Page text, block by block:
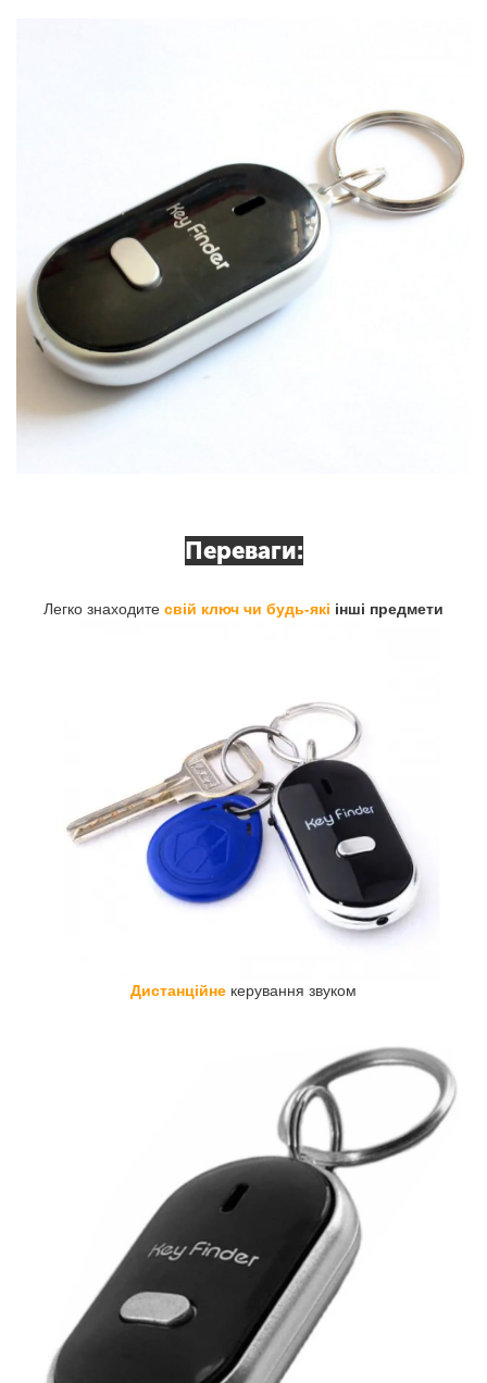
Переваги:
Легко знаходите свій ключ чи будь-які інші предмети
Дистанційне керування звуком